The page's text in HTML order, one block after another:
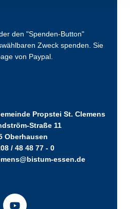
den "Spenden-Button"
Zweck spenden. Sie
von Paypal.
Propstei St. Clemens
Straße 11
Oberhausen
/ 48 48 77 - 0
essen.de